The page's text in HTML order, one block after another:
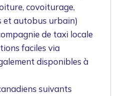
covoiturage,
et autobus urbain)
de taxi locale
faciles via
disponibles à
suivants